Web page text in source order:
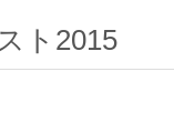
ト2015